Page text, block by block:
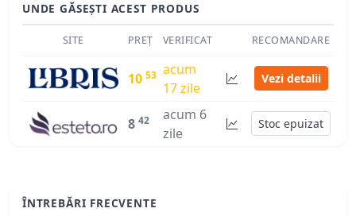
UNDE GĂSEȘTI ACEST PRODUS
SITE PREȚ VERIFICAT RECOMANDARE
10 53 acum
17 zile
Vezi detalii
8 42
acum 6
zile
Stoc epuizat
ÎNTREBĂRI FRECVENTE